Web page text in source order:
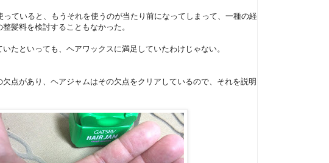
っていると、もうそれを使うのが当たり前になってしまって、一種の経
髪料を検討することもなかった。
たといっても、ヘアワックスに満足していたわけじゃない。
点があり、ヘアジャムはその欠点をクリアしているので、それを説明